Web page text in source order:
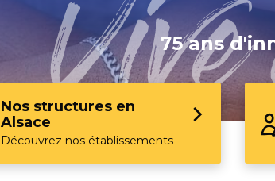
75 ans
Nos structures en
Alsace
Découvrez nos établissements